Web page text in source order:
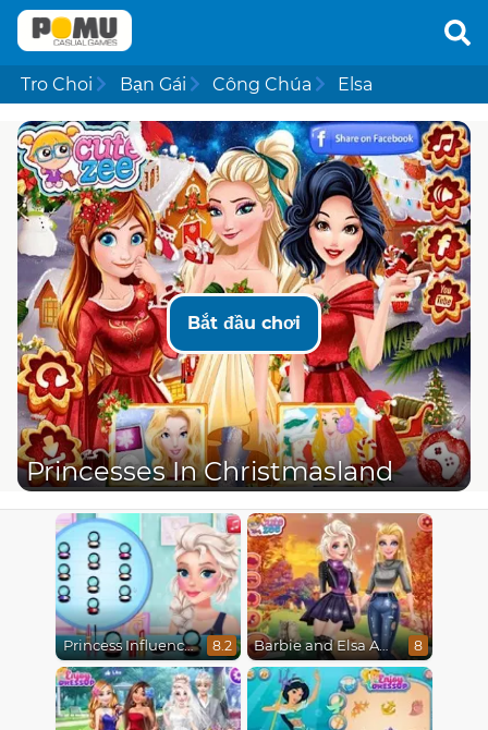
Tro Choi Bạn Gái Công Chúa Elsa
Bắt đầu chơi
Princesses In Christmasland
Princess Influencer Winter Wonderland 8.2 Barbie and Elsa Autumn Patterns 8